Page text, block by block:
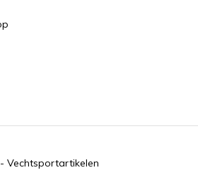
Vechtsportartikelen